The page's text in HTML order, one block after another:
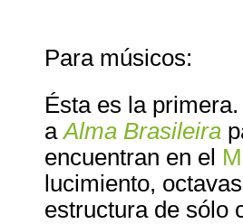
Para músicos:
Ésta es la
aAlma Brasileira
encuentran en el
lucimiento,
estructura de sólo